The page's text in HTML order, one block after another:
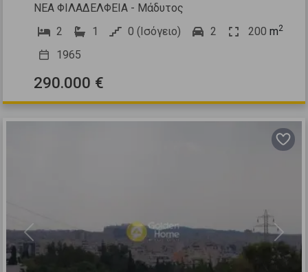
ΝΕΑ ΦΙΛΑΔΕΛΦΕΙΑ - Μάδυτος
2
1 0 (Ισόγειο) 2 200 m2
1965
290.000 €
Previous Next